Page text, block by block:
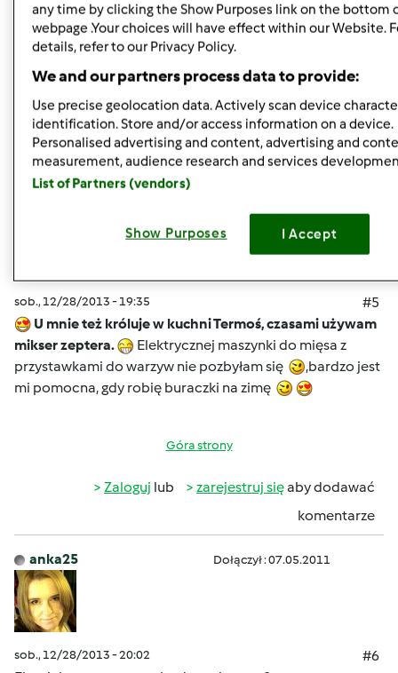
Mam też ekspres do kawy przelewowy i termometr do
mięsa... i chyba to wszystko!
Zalogujlub zarejestruj sięaby dodawać
komentarze
sob., 12/28/2013 - 19:35
#5
U mnie też króluje w kuchni Termoś, czasami używam
mikser zeptera.
Elektrycznej maszynki do mięsa z
przystawkami do warzyw nie pozbyłam się
,bardzo jest
mi pomocna, gdy robię buraczki na zimę
Góra strony
Zaloguj lub zarejestruj sięaby dodawać
komentarze
anka25 Dołączył : 07.05.2011
sob., 12/28/2013 - 20:02
#6
any time by clicking the Show Purposes link on the bottom
webpage .Your choices will have effect within our Website.
details, refer to our Privacy Policy.
We and our partners process data to provide:
Use precise geolocation data. Actively scan device
identification. Store and/or access information on a device.
Personalised advertising and content, advertising and
measurement, audience research and services
List of Partners (vendors)
Show Purposes I Accept